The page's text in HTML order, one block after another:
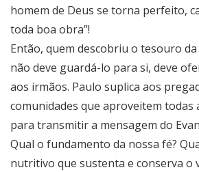
homem de Deus se torna perfeito,
toda boa obra”!
Então, quem descobriu o tesouro
não deve guardá-lo para si, deve
aos irmãos. Paulo suplica aos
comunidades que aproveitem todas
para transmitir a mensagem do
Qual o fundamento da nossa fé?
nutritivo que sustenta e conserva o